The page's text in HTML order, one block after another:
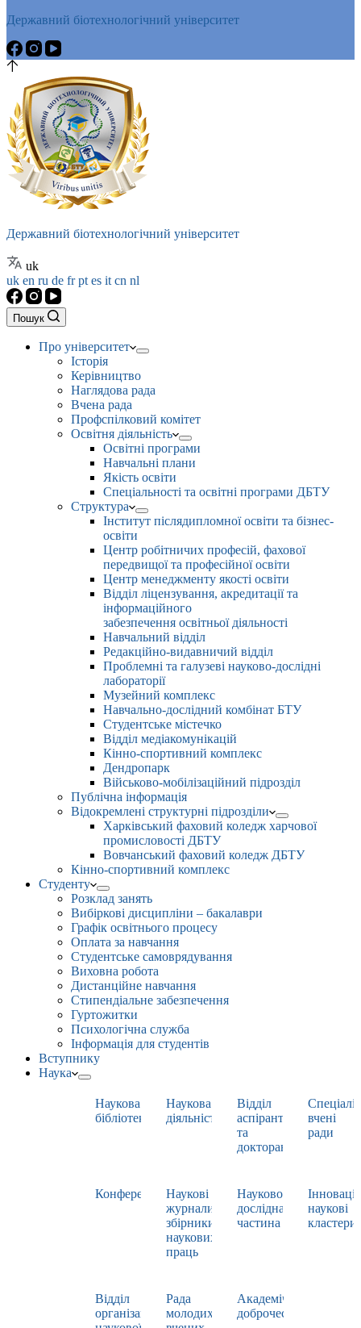
Державний біотехнологічний університет
Державний біотехнологічний університет
uk
uk en ru de frpt es it cn nl
Пошук
Про університет
Історія
Керівництво
Наглядова рада
Вчена рада
Профспілковий комітет
Освітня діяльність
Освітні програми
Навчальні плани
Якість освіти
Спеціальності та освітні програми ДБТУ
Структура
Інститут післядипломної освіти та бізнес-
освіти
Центр робітничих професій, фахової
передвищої та професійної освіти
Центр менеджменту якості освіти
Відділ ліцензування, акредитації та
інформаційного
забезпечення освітньої діяльності
Навчальний відділ
Редакційно-видавничий відділ
Проблемні та галузеві науково-дослідні
лабораторії
Музейний комплекс
Навчально-дослідний комбінат БТУ
Студентське містечко
Відділ медіакомунікацій
Кінно-спортивний комплекс
Дендропарк
Військово-мобілізаційний підрозділ
Публічна інформація
Відокремлені структурні підрозділи
Харківський фаховий коледж харчової
промисловості ДБТУ
Вовчанський фаховий коледж ДБТУ
Кінно-спортивний комплекс
Студенту
Розклад занять
Вибіркові дисципліни – бакалаври
Графік освітнього процесу
Оплата за навчання
Студентське самоврядування
Виховна робота
Дистанційне навчання
Стипендіальне забезпечення
Гуртожитки
Психологічна служба
Інформація для студентів
Вступнику
Наука
Наукова
бібліотека
Наукова
діяльність
Відділ
аспірантури
та
докторантури
вчені
ради
Конференції
Наукові
журнали,
збірники
наукових
праць
Науково-
дослідна
частина
наукові
кластери
Відділ
організації
Рада
молодих
Академічна
доброчесність